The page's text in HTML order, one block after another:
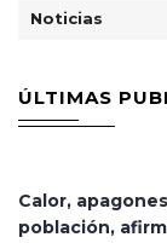
Noticias
ÚLTIMAS
Calor,
población,